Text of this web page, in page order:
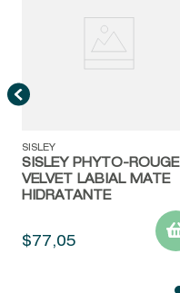
SISLEY
SISLEY PHYTO-ROUGE
VELVET LABIAL MATE
HIDRATANTE
$ 77 ,05